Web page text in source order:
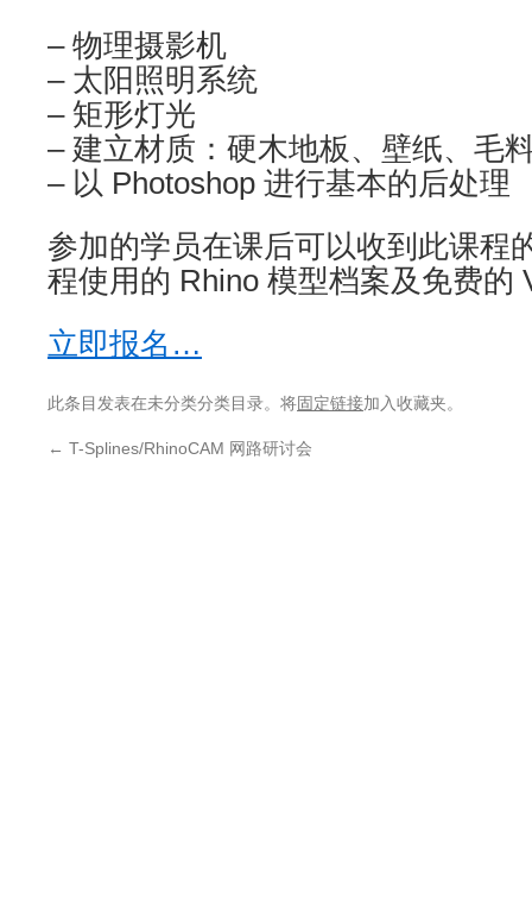
– 物理摄影机
– 太阳照明系统
– 矩形灯光
– 建立材质：硬木地板、壁纸、毛
– 以 Photoshop 进行基本的后处理
参加的学员在课后可以收到此课程
程使用的 Rhino 模型档案及免费的
立即报名…
此条目发表在未分类分类目录。将固定链接加入收藏夹。
← T-Splines/RhinoCAM 网路研讨会